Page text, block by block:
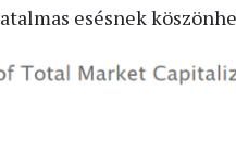
esésnek